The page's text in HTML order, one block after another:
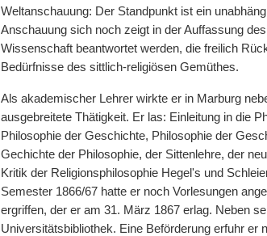
Weltanschauung: Der Standpunkt ist ein
Anschauung sich noch zeigt in der Auffassung
Wissenschaft beantwortet werden, die freilich
Bedürfnisse des sittlich-religiösen Gemüthes.
Als akademischer Lehrer wirkte er in Marburg
ausgebreitete Thätigkeit. Er las: Einleitung in die
Philosophie der Geschichte, Philosophie der
Gechichte der Philosophie, der Sittenlehre, der
Kritik der Religionsphilosophie Hegel's und
Semester 1866/67 hatte er noch Vorlesungen
ergriffen, der er am 31. März 1867 erlag. Neben
Universitätsbibliothek. Eine Beförderung erfuhr